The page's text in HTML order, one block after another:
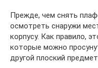
Прежде, чем снять
осмотреть снаружи
корпусу. Как правило,
которые можно
другой плоский